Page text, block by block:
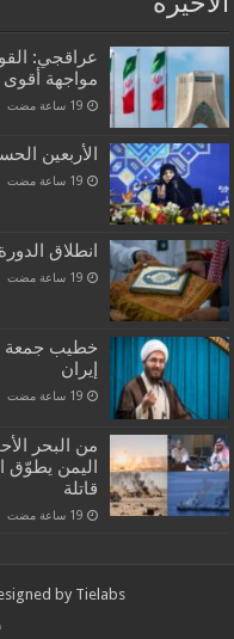
عراقجي:
مواجهة
الأربعين
انطلاق الدورة 46 لمسابقة القرآن الدولية في مكة
خطيب جمعة
إيران
من البحر
اليمن يطوّق
قاتلة
by Tielabs